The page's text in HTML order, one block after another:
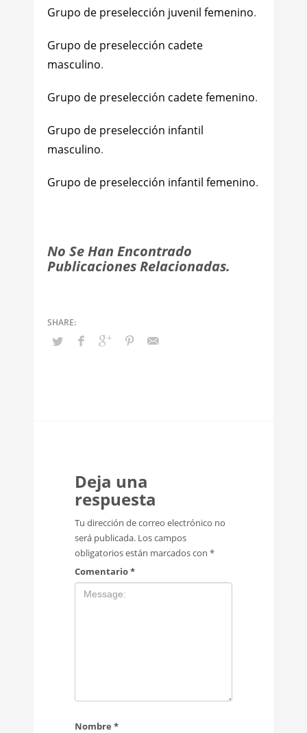
Grupo de preselección juvenil femenino.
Grupo de preselección cadete
masculino.
Grupo de preselección cadete femenino.
Grupo de preselección infantil
masculino.
Grupo de preselección infantil femenino.
No Se Han Encontrado
Publicaciones Relacionadas.
Deja una
respuesta
Tu dirección de correo electrónico no
será publicada. Los campos
obligatorios están marcados con *
Comentario*
Nombre *